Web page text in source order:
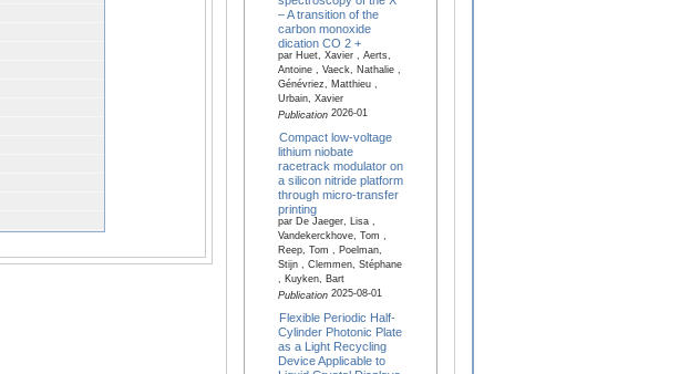
– A transition of the
carbon monoxide
dication CO 2 +
par Huet, Xavier , Aerts,
Antoine , Vaeck, Nathalie ,
Génévriez, Matthieu ,
Urbain, Xavier
Publication2026-01
Compact low-voltage
lithium niobate
racetrack modulator on
a silicon nitride platform
through micro-transfer
printing
par De Jaeger, Lisa ,
Vandekerckhove, Tom ,
Reep, Tom , Poelman,
Stijn , Clemmen, Stéphane
, Kuyken, Bart
Publication2025-08-01
Flexible Periodic Half-
Cylinder Photonic Plate
as a Light Recycling
Device Applicable to